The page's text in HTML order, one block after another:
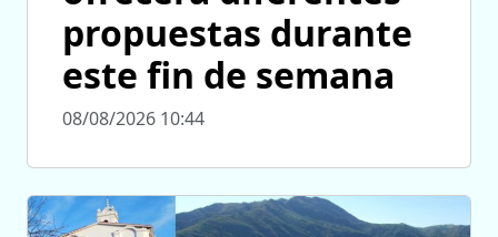
propuestas durante
este fin de semana
08/08/2026 10:44